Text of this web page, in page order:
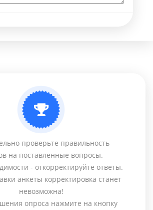
проверьте правильность
на поставленные вопросы.
- откорректируйте ответы.
анкеты корректировка станет
невозможна!
опроса нажмите на кнопку